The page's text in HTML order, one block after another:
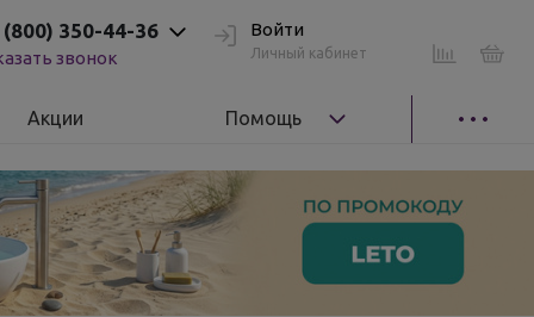
(800) 350-44-36
звонок
Войти
Личный кабинет
Акции Помощь